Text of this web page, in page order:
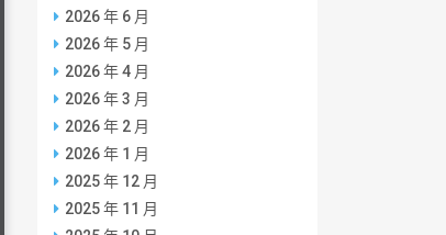
2026 年 6 月
2026 年 5 月
2026 年 4 月
2026 年 3 月
2026 年 2 月
2026 年 1 月
2025 年 12 月
2025 年 11 月